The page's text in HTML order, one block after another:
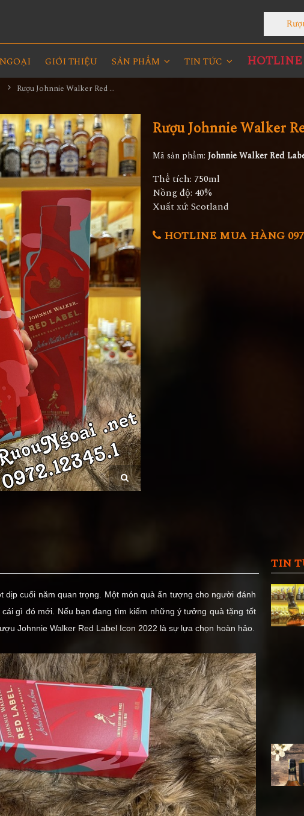
Rượu
GIỚI THIỆU SẢN PHẨM TIN TỨC HOTLINE
Rượu Johnnie Walker Red Label Icon 2022
Rượu Johnnie Walker
Mã sản phẩm: Johnnie Walker Red
Thể tích: 750ml
Nồng độ: 40%
Xuất xứ: Scotland
HOTLINE MUA HÀNG
dịp cuối năm quan trọng. Một món quà ấn tượng cho người đánh
gì đó mới. Nếu bạn đang tìm kiếm những ý tưởng quà tặng tốt
Johnnie Walker Red Label Icon 2022 là sự lựa chọn hoàn hảo.
TIN